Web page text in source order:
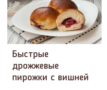
Быстрые
дрожжевые
пирожки с вишней